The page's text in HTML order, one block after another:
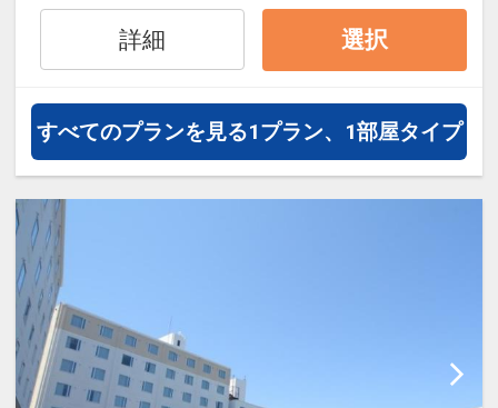
ル50%貯まります。
オプションでレンタカーや現地交
通・体験プランなどの追加（同時予
約）が可能なプランもございます。
※施設使用料として1～5歳の添い寝
のお子様は2,750円お支払いくださ
詳細 選択
すべてのプランを見る1プラン、1部屋タイプ